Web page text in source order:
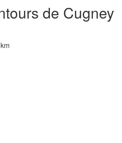
de Cugney